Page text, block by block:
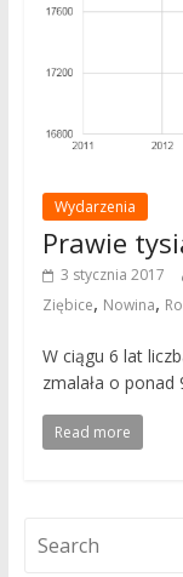
Wydarzenia
Prawie
3 stycznia 2017
Ziębice, Nowina,
W ciągu 6 lat
zmalała o
Read more